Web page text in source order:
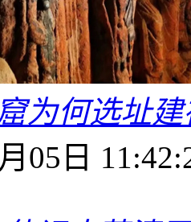
为何选址
05日